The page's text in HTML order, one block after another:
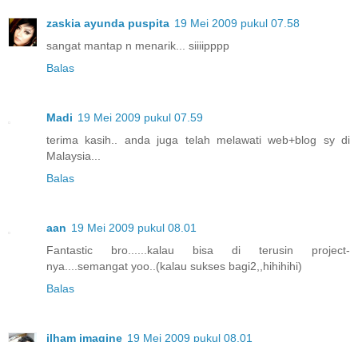
zaskia ayunda puspita 19 Mei 2009 pukul 07.58
sangat mantap n menarik... siiiipppp
Balas
Madi 19 Mei 2009 pukul 07.59
terima kasih.. anda juga telah melawati web+blog sy di
Malaysia...
Balas
aan 19 Mei 2009 pukul 08.01
Fantastic bro......kalau bisa di terusin project-
nya....semangat yoo..(kalau sukses bagi2,,hihihihi)
Balas
ilham imagine 19 Mei 2009 pukul 08.01